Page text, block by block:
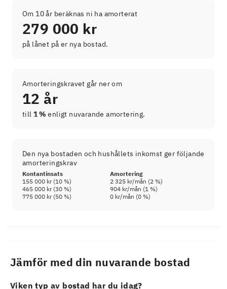
Om 10 år beräknas ni ha amorterat
279 000 kr
på lånet på er nya bostad.
Amorteringskravet går ner om
12 år
till 1 % enligt nuvarande amortering.
Den nya bostaden och hushållets inkomst ger följande
amorteringskrav
Kontantinsats
Amortering
155 000 kr(10 %) 2 325 kr/mån (2 %)
465 000 kr(30 %) 904 kr/mån (1 %)
775 000 kr(50 %) 0 kr/mån (0 %)
Jämför med din nuvarande bostad
Viken typ av bostad har du idag?